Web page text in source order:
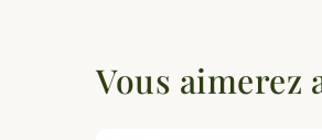
Vous aimerez